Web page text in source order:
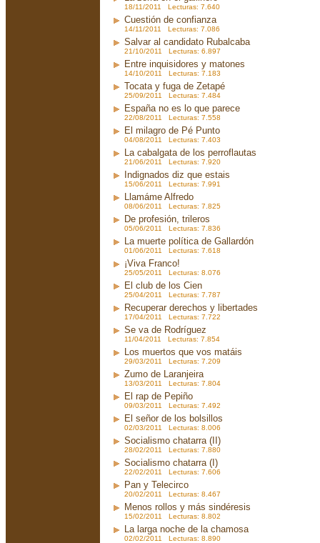
18/11/2011 Lecturas: 7.640
Cuestión de confianza
14/11/2011 Lecturas: 7.086
Salvar al candidato Rubalcaba
21/10/2011 Lecturas: 6.897
Entre inquisidores y matones
14/10/2011 Lecturas: 7.183
Tocata y fuga de Zetapé
25/09/2011 Lecturas: 7.484
España no es lo que parece
22/08/2011 Lecturas: 7.558
El milagro de Pé Punto
04/08/2011 Lecturas: 7.403
La cabalgata de los perroflautas
21/06/2011 Lecturas: 7.920
Indignados diz que estais
15/06/2011 Lecturas: 7.991
Llamáme Alfredo
08/06/2011 Lecturas: 7.825
De profesión, trileros
05/06/2011 Lecturas: 7.836
La muerte política de Gallardón
01/06/2011 Lecturas: 7.618
¡Viva Franco!
25/05/2011 Lecturas: 8.076
El club de los Cien
25/04/2011 Lecturas: 7.787
Recuperar derechos y libertades
17/04/2011 Lecturas: 7.722
Se va de Rodríguez
11/04/2011 Lecturas: 7.854
Los muertos que vos matáis
29/03/2011 Lecturas: 7.209
Zumo de Laranjeira
13/03/2011 Lecturas: 7.804
El rap de Pepiño
09/03/2011 Lecturas: 7.492
El señor de los bolsillos
02/03/2011 Lecturas: 8.006
Socialismo chatarra (II)
28/02/2011 Lecturas: 7.880
Socialismo chatarra (I)
22/02/2011 Lecturas: 7.606
Pan y Telecirco
20/02/2011 Lecturas: 8.467
Menos rollos y más sindéresis
15/02/2011 Lecturas: 8.802
La larga noche de la chamosa
02/02/2011 Lecturas: 8.890